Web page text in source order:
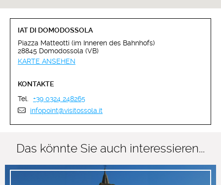
IAT DI DOMODOSSOLA
Piazza Matteotti (im Inneren des Bahnhofs)
28845 Domodossola (VB)
KARTE ANSEHEN
KONTAKTE
Tel.
+39 0324 248265
infopoint@visitossola.it
Das könnte Sie auch interessieren...